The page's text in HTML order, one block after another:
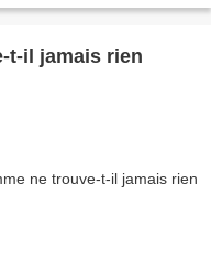
t-il jamais rien